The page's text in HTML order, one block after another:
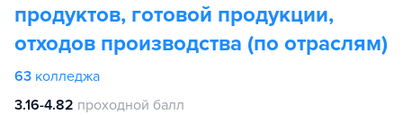
продуктов, готовой продукции,
отходов производства (по отраслям)
63 колледжа
3.16-4.82 проходной балл